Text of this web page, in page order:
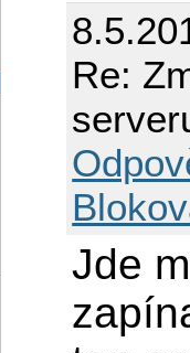
Re:
Jde